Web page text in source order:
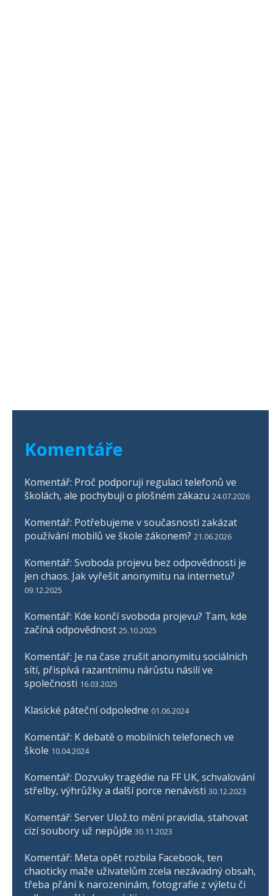
Komentáře
Komentář: Proč podporuji regulaci telefonů ve
školách, ale pochybuji o plošném zákazu 24.07.2026
Komentář: Potřebujeme v současnosti zakázat
používání mobilů ve škole zákonem? 21.06.2026
Komentář: Svoboda projevu bez odpovědnosti je
jen chaos. Jak vyřešit anonymitu na internetu?
09.12.2025
Komentář: Kde končí svoboda projevu? Tam, kde
začíná odpovědnost 25.10.2025
Komentář: Je na čase zrušit anonymitu sociálních
sítí, přispívá razantnímu nárůstu násilí ve
společnosti 16.03.2025
Klasické páteční odpoledne 01.06.2024
Komentář: K debatě o mobilních telefonech ve
škole 10.04.2024
Komentář: Dozvuky tragédie na FF UK, schvalování
střelby, výhrůžky a další porce nenávisti 30.12.2023
Komentář: Server Ulož.to mění pravidla, stahovat
cizí soubory už nepůjde 30.11.2023
Komentář: Meta opět rozbila Facebook, ten
chaoticky maže uživatelům zcela nezávadný obsah,
třeba přání k narozeninám, fotografie z výletu či